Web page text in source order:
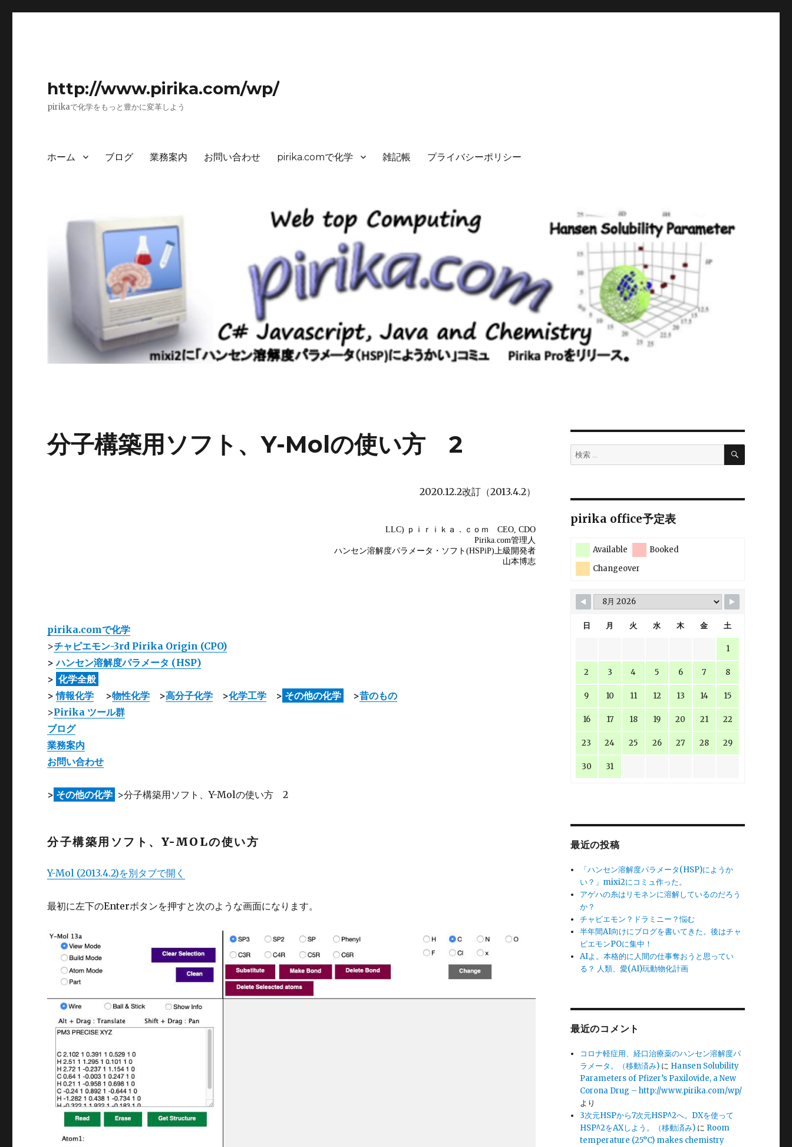
http://www.pirika.com/wp/
pirikaで化学をもっと豊かに変革しよう
ホーム ブログ 業務案内 お問い合わせ pirika.comで化学 雑記帳 プライバシーポリシー
分子構築用ソフト、Y-Molの使い方 2
2020.12.2改訂（2013.4.2）
pirika.comで化学
>チャピエモン-3rd Pirika Origin (CPO)
>ハンセン溶解度パラメータ (HSP)
> 化学全般
>情報化学 >物性化学 >高分子化学 >化学工学 > その他の化学 >昔のもの
>Pirika ツール群
ブログ
業務案内
お問い合わせ
> その他の化学 >分子構築用ソフト、Y-Molの使い方 2
分子構築用ソフト、Y-MOLの使い方
Y-Mol (2013.4.2)を別タブで開く
最初に左下のEnterボタンを押すと次のような画面になります。
検
索:
検
pirika office予定表
Available
Booked
Changeover
日 月 火 水 木 金 土
1
2 3 4 5 6 7 8
9 10 11 12 13 14 15
16 17 18 19 20 21 22
23 24 25 26 27 28 29
30 31
最近の投稿
「ハンセン溶解度パラメータ(HSP)にようか
い？」mixi2にコミュ作った。
アゲハの糸はリモネンに溶解しているのだろう
か？
チャピエモン？ドラミニー？悩む
半年間AI向けにブログを書いてきた。後はチャ
ピエモンPOに集中！
AIよ。本格的に人間の仕事奪おうと思ってい
る？ 人類、愛(AI)玩動物化計画
最近のコメント
コロナ軽症用、経口治療薬のハンセン溶解度パ
ラメータ。（移動済み) に Hansen Solubility
Parameters of Pfizer’s Paxilovide, a New
Corona Drug – http://www.pirika.com/wp/
より
3次元HSPから7次元HSP^2へ。DXを使って
HSP^2をAXしよう。（移動済み) に Room
temperature (25°C) makes chemistry